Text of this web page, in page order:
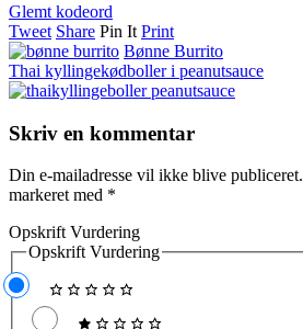
Glemt kodeord
Tweet Share Pin It Print
Bønne Burrito
Thai kyllingekødboller i peanutsauce
Skriv en kommentar
Din e-mailadresse vil ikke blive publiceret.
markeret med *
Opskrift Vurdering
Opskrift Vurdering